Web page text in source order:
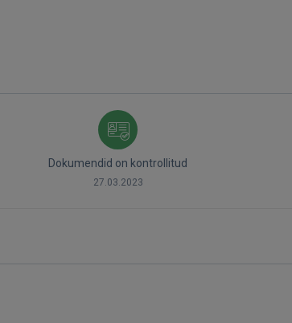
Dokumendid on kontrollitud
27.03.2023